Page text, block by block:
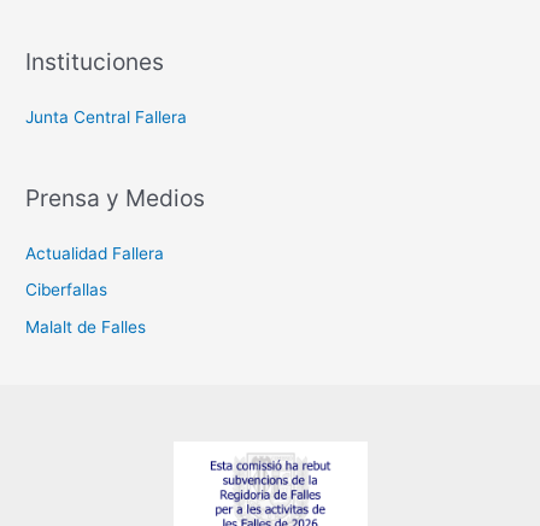
Instituciones
Junta Central Fallera
Prensa y Medios
Actualidad Fallera
Ciberfallas
Malalt de Falles